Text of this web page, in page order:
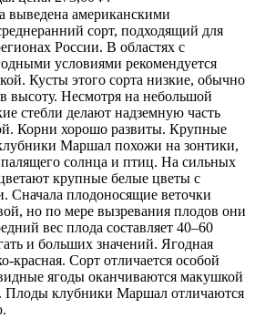
американскими
сорт, подходящий для
России. В областях с
условиями рекомендуется
Кусты этого сорта низкие, обычно
высоту. Несмотря на небольшой
стебли делают надземную часть
Корни хорошо развиты. Крупные
Маршал похожи на зонтики,
солнца и птиц. На сильных
крупные белые цветы с
Сначала плодоносящие веточки
но по мере вызревания плодов они
вес плода составляет 40–60
и больших значений. Ягодная
красная. Сорт отличается особой
ягоды оканчиваются макушкой
Плоды клубники Маршал отличаются